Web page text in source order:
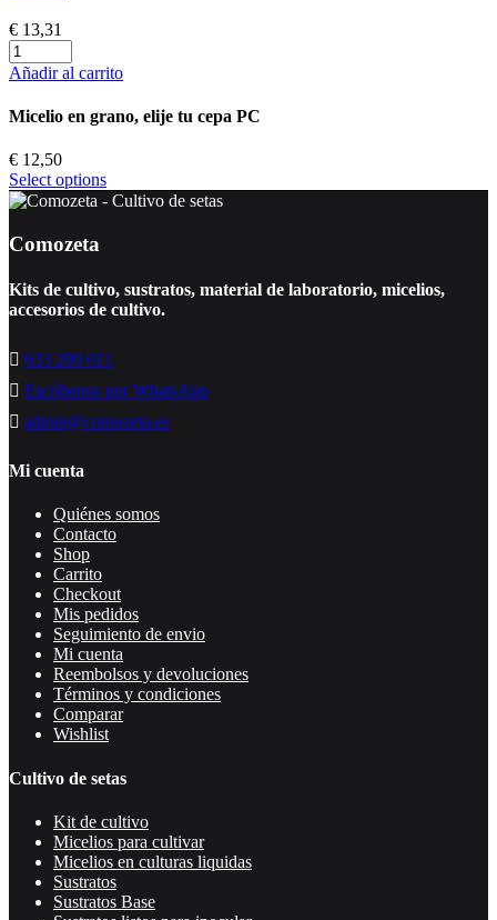
€ 13,31
Añadir al carrito
Micelio en grano, elije tu cepa PC
€ 12,50
Select options
Comozeta
Kits de cultivo, sustratos, material de laboratorio, micelios,
accesorios de cultivo.
633 299 011
Escríbenos por WhatsApp
admin@comozeta.es
Mi cuenta
Quiénes somos
Contacto
Shop
Carrito
Checkout
Mis pedidos
Seguimiento de envio
Mi cuenta
Reembolsos y devoluciones
Términos y condiciones
Comparar
Wishlist
Cultivo de setas
Kit de cultivo
Micelios para cultivar
Micelios en culturas liquidas
Sustratos
Sustratos Base